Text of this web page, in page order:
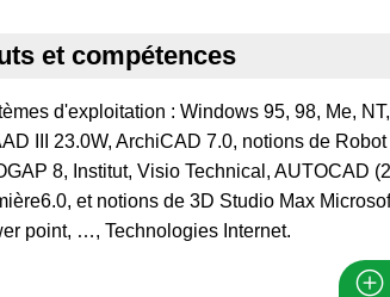
et compétences
d'exploitation : Windows 95, 98, Me,
III 23.0W, ArchiCAD 7.0, notions de
8, Institut, Visio Technical, AUTOCAD
et notions de 3D Studio Max
point, …, Technologies Internet.